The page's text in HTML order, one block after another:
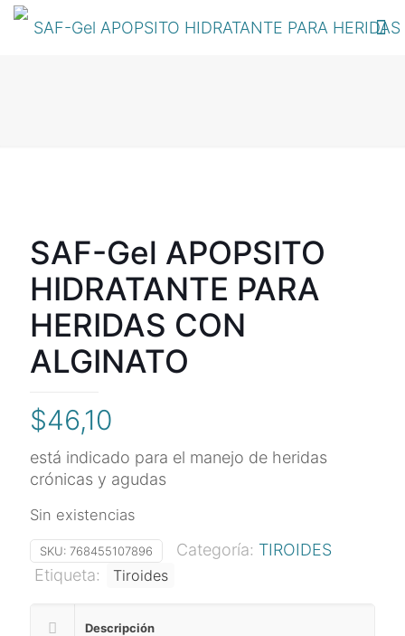
SAF-Gel APOPSITO
HIDRATANTE PARA
HERIDAS CON
ALGINATO
$46,10
está indicado para el manejo de heridas
crónicas y agudas
Sin existencias
SKU: 768455107896 Categoría: TIROIDES
Etiqueta:
Tiroides
Descripción